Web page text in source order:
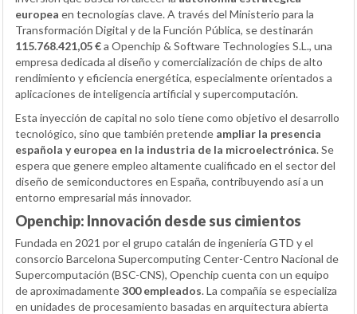
europea en tecnologías clave. A través del Ministerio para la
Transformación Digital y de la Función Pública, se destinarán
115.768.421,05 €a Openchip & Software Technologies S.L., una
empresa dedicada al diseño y comercialización de chips de alto
rendimiento y eficiencia energética, especialmente orientados a
aplicaciones de inteligencia artificial y supercomputación.
Esta inyección de capital no solo tiene como objetivo el desarrollo
tecnológico, sino que también pretende ampliar la presencia
española y europea en la industria de la microelectrónica. Se
espera que genere empleo altamente cualificado en el sector del
diseño de semiconductores en España, contribuyendo así a un
entorno empresarial más innovador.
Openchip: Innovación desde sus cimientos
Fundada en 2021 por el grupo catalán de ingeniería GTD y el
consorcio Barcelona Supercomputing Center-Centro Nacional de
Supercomputación (BSC-CNS), Openchip cuenta con un equipo
de aproximadamente300 empleados. La compañía se especializa
en unidades de procesamiento basadas en arquitectura abierta